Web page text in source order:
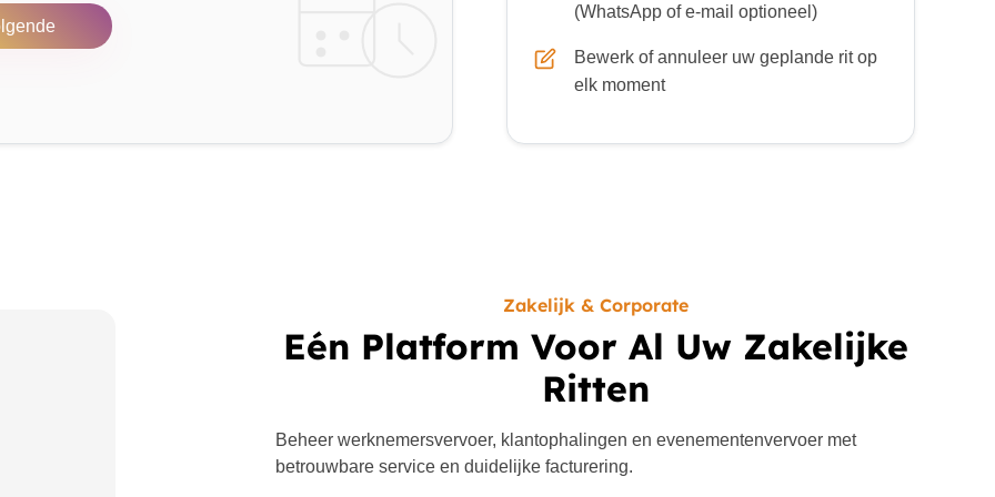
(WhatsApp of e-mail optioneel)
Bewerk of annuleer uw geplande rit op
elk moment
Zakelijk & Corporate
Eén Platform Voor Al Uw Zakelijke
Ritten
Beheer werknemersvervoer, klantophalingen en evenementenvervoer met
betrouwbare service en duidelijke facturering.